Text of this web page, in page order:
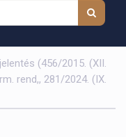
(456/2015. (XII.
rend,, 281/2024. (IX.